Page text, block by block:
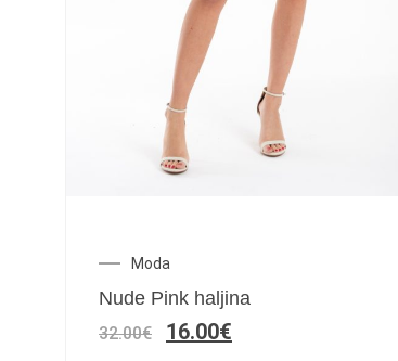
Moda
Nude Pink haljina
32.00€ 16.00€